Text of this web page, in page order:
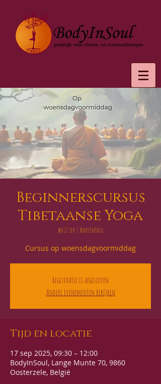
Beginnerscursus
Tibetaanse Yoga
wo 17 sep
  |
BodyInSoul
Cursus op woensdagvoormiddag
Registratie is afgesloten
Andere evenementen bekijken
Tijd en locatie
17 sep 2025, 09:30 – 12:00
BodyInSoul, Lange Munte 70, 9860
Oosterzele, België